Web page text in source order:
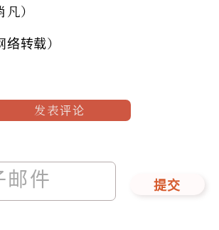
）
络转载）
发表评论
提交